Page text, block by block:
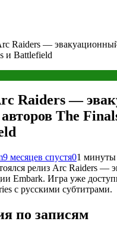
Raiders —
и Battlefield
Raiders —
The
9 месяцев спустя01 минуты
релиз Arc Raiders —
Embark. Игра уже
с русскими субтитрами.
по записям